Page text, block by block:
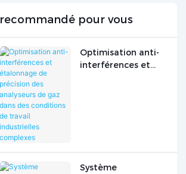
recommandé pour vous
Optimisation anti-
interférences et
complexes
Système